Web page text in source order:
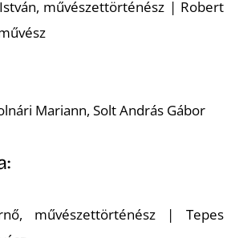
művészettörténész | Robert
Mariann, Solt András Gábor
művészettörténész | Tepes